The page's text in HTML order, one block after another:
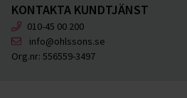
KONTAKTA KUNDTJÄNST
010-45 00 200
info@ohlssons.se
Org.nr: 556559-3497